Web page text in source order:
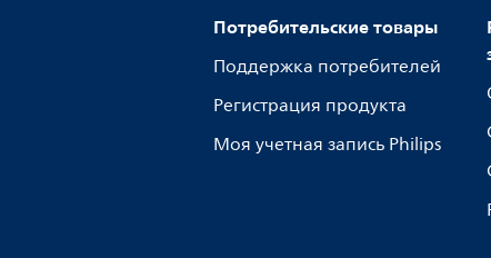
Потребительские товары
Поддержка потребителей
Регистрация продукта
Моя учетная запись Philips